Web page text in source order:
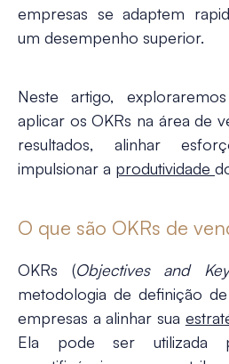
empresas se adaptem
um desempenho superior.
Neste artigo,
aplicar os OKRs na área de
resultados, alinhar
impulsionar a produtividade
O que são OKRs de
OKRs (Objectives and
metodologia de definição
empresas a alinhar sua
Ela pode ser utilizada